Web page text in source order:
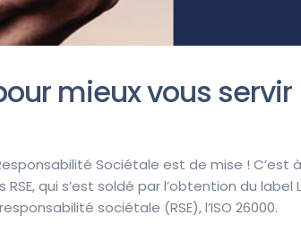
mieux vous servir
Sociétale est de mise !
qui s’est soldé par l’obtention du label
sociétale (RSE), l’ISO 26000.